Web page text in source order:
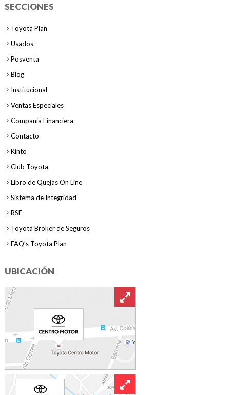
SECCIONES
Toyota Plan
Usados
Posventa
Blog
Institucional
Ventas Especiales
Compania Financiera
Contacto
Kinto
Club Toyota
Libro de Quejas On Line
Sistema de Integridad
RSE
Toyota Broker de Seguros
FAQ’s Toyota Plan
UBICACIÓN